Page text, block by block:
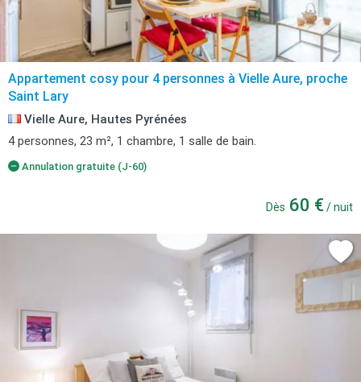
Appartement cosy pour 4 personnes à Vielle Aure, proche
Saint Lary
Vielle Aure, Hautes Pyrénées
4 personnes, 23 m², 1 chambre, 1 salle de bain.
Annulation gratuite (J-60)
Dès 60 € / nuit